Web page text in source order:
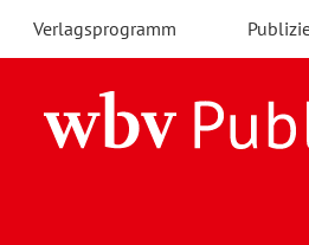
Verlagsprogramm